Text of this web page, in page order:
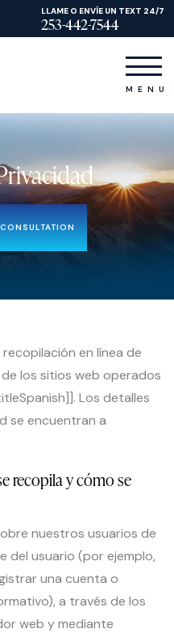
LLAME O ENVÍE UN TEXT 24/7
253-442-7544
en línea de
los sitios web operados
Los detalles
se encuentran a
recopila y cómo se
nuestros usuarios de
del usuario (por ejemplo,
una cuenta o
a través de los
web y mediante